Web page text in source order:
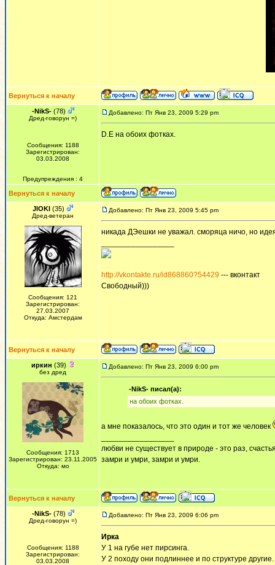
Вернуться к началу
-NikS-(78)
Дред-говорун =)
Сообщения: 1188
Зарегистрирован:
03.03.2008
Предупреждения : 4
Добавлено: Пт Янв 23, 2009 5:29 pm
D.E на обоих фотках.
Вернуться к началу
JlOKI (35)
Дред-ветеран
Сообщения: 121
Зарегистрирован:
27.03.2007
Откуда: Амстердам
Добавлено: Пт Янв 23, 2009 5:45 pm
никада ДЭешки не уважал. сморяца ничо, но
http://vkontakte.ru/id868860?54429 --- вконтакт
Свободный)))
Вернуться к началу
иркин (39)
без дред
Сообщения: 1713
Зарегистрирован: 23.11.2005
Откуда: мо
Добавлено: Пт Янв 23, 2009 6:00 pm
-NikS- писал(а):
на обоих фотках.
а мне показалось, что это один и тот же человек
любви не существует в природе - это раз,
замри и умри, замри и умри.
Вернуться к началу
-NikS-(78)
Дред-говорун =)
Сообщения: 1188
Зарегистрирован:
03.03.2008
Добавлено: Пт Янв 23, 2009 6:06 pm
Ирка
У 1 на губе нет пирсинга.
У 2 походу они подлиннее и по структуре другие.